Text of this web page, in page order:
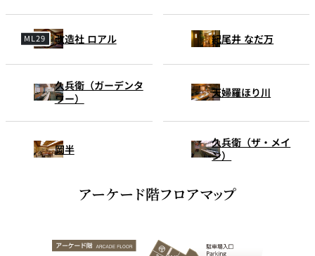
改造社 ロアル 紀尾井 なだ万
久兵衛（ガーデンタ
ワー）
天婦羅ほり川
岡半
久兵衛（ザ・メイ
ン）
アーケード階フロアマップ